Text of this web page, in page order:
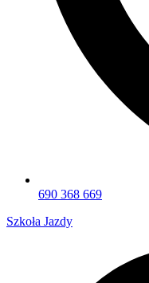
690 368 669
Szkoła Jazdy